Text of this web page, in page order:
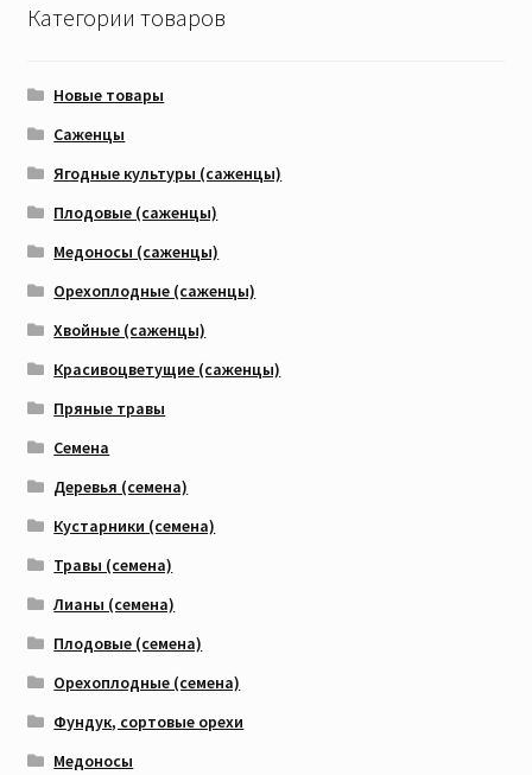
Категории товаров
Новые товары
Саженцы
Ягодные культуры (саженцы)
Плодовые (саженцы)
Медоносы (саженцы)
Орехоплодные (саженцы)
Хвойные (саженцы)
Красивоцветущие (саженцы)
Пряные травы
Семена
Деревья (семена)
Кустарники (семена)
Травы (семена)
Лианы (семена)
Плодовые (семена)
Орехоплодные (семена)
Фундук, сортовые орехи
Медоносы